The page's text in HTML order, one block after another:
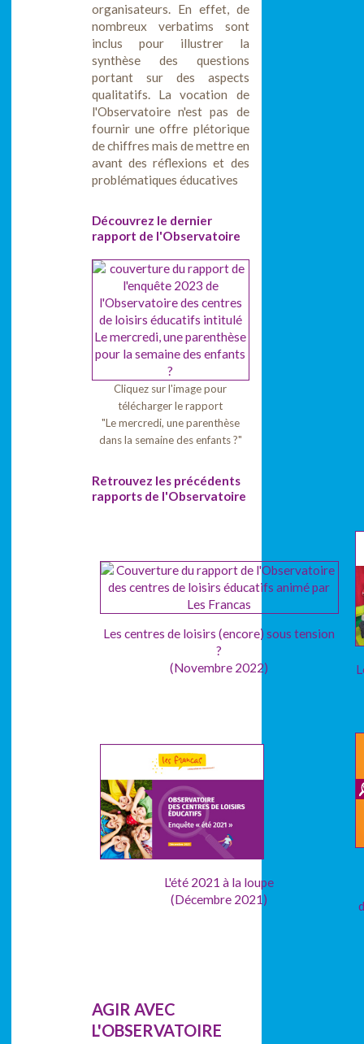
organisateurs. En effet, de
nombreux verbatims sont
inclus pour illustrer la
synthèse des questions
portant sur des aspects
qualitatifs. La vocation de
l'Observatoire n'est pas de
fournir une offre plétorique
de chiffres mais de mettre en
avant des réflexions et des
problématiques éducatives
Découvrez le dernier
rapport de l'Observatoire
Cliquez sur l'image pour
télécharger le rapport
"Le mercredi, une parenthèse
dans la semaine des enfants ?"
Retrouvez les précédents
rapports de l'Observatoire
Les centres de loisirs (encore) sous tension
?
(Novembre 2022)
L'été 2021 à la loupe
(Décembre 2021)
AGIR AVEC
L'OBSERVATOIRE